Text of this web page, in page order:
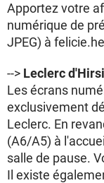
Apportez votre
numérique de
JPEG) à
--> Leclerc
Les écrans
exclusivement
Leclerc. En
(A6/A5) à
salle de pause.
Il existe